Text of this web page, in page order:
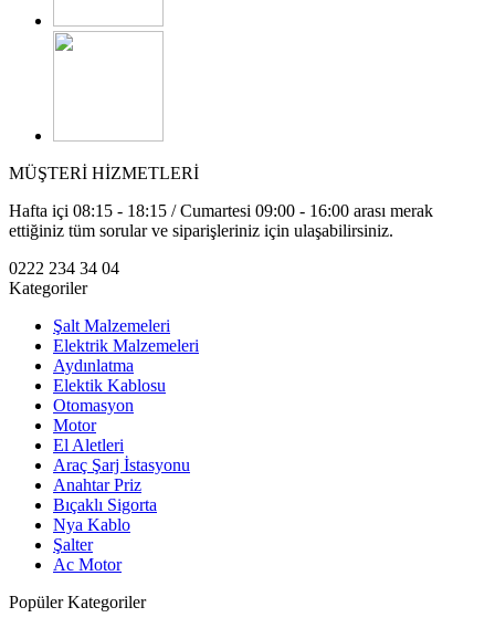
MÜŞTERİ HİZMETLERİ
Hafta içi 08:15 - 18:15 / Cumartesi 09:00 - 16:00 arası merak
ettiğiniz tüm sorular ve siparişleriniz için ulaşabilirsiniz.
0222 234 34 04
Kategoriler
Şalt Malzemeleri
Elektrik Malzemeleri
Aydınlatma
Elektik Kablosu
Otomasyon
Motor
El Aletleri
Araç Şarj İstasyonu
Anahtar Priz
Bıçaklı Sigorta
Nya Kablo
Şalter
Ac Motor
Popüler Kategoriler